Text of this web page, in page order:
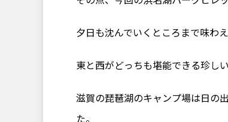
夕日も沈んでいくところまで味わえ
東と西がどっちも堪能できる珍し
滋賀の琵琶湖のキャンプ場は日の
た。